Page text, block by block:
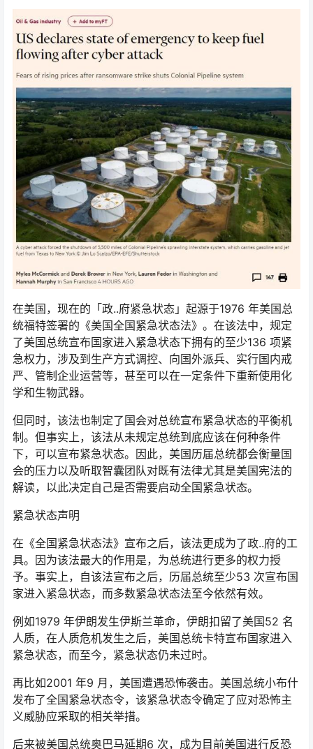
在美国，现在的「政..府紧急状态」起源于1976 年美国总
统福特签署的《美国全国紧急状态法》。在该法中，规定
了美国总统宣布国家进入紧急状态下拥有的至少136 项紧
急权力，涉及到生产方式调控、向国外派兵、实行国内戒
严、管制企业运营等，甚至可以在一定条件下重新使用化
学和生物武器。
但同时，该法也制定了国会对总统宣布紧急状态的平衡机
制。但事实上，该法从未规定总统到底应该在何种条件
下，可以宣布紧急状态。因此，美国历届总统都会衡量国
会的压力以及听取智囊团队对既有法律尤其是美国宪法的
解读，以此决定自己是否需要启动全国紧急状态。
紧急状态声明
在《全国紧急状态法》宣布之后，该法更成为了政..府的工
具。因为该法最大的作用是，为总统进行更多的权力授
予。事实上，自该法宣布之后，历届总统至少53 次宣布国
家进入紧急状态，而多数紧急状态法至今依然有效。
例如1979 年伊朗发生伊斯兰革命，伊朗扣留了美国52 名
人质，在人质危机发生之后，美国总统卡特宣布国家进入
紧急状态，而至今，紧急状态仍未过时。
再比如2001 年9 月，美国遭遇恐怖袭击。美国总统小布什
发布了全国紧急状态令，该紧急状态令确定了应对恐怖主
义威胁应采取的相关举措。
后来被美国总统奥巴马延期6 次，成为目前美国进行反恐